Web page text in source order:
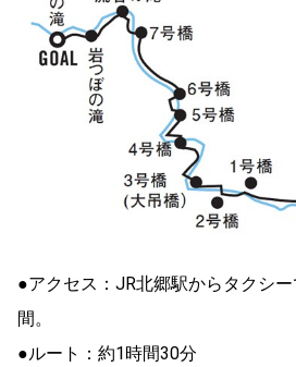
●アクセス：JR北郷駅からタクシ
間。
●ルート：約1時間30分